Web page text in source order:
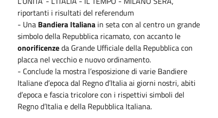
riportanti i risultati del referendum
- Una Bandiera Italiana in seta con al centro un grande
simbolo della Repubblica ricamato, con accanto le
onorificenzeda Grande Ufficiale della Repubblica con
placca nel vecchio e nuovo ordinamento.
- Conclude la mostra l’esposizione di varie Bandiere
Italiane d’epoca dal Regno d’Italia ai giorni nostri, abiti
d’epoca e fascia tricolore con i rispettivi simboli del
Regno d’Italia e della Repubblica Italiana.